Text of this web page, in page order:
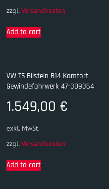
zzgl.Versandkosten
Add to cart
VW T5 Bilstein B14 Komfort
Gewindefahrwerk 47-309364
1.549,00 €
exkl. MwSt.
zzgl.Versandkosten
Add to cart